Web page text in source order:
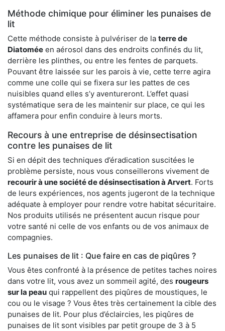
Méthode chimique pour éliminer les punaises de
lit
Cette méthode consiste à pulvériser de la terre de
Diatomée en aérosol dans des endroits confinés du lit,
derrière les plinthes, ou entre les fentes de parquets.
Pouvant être laissée sur les parois à vie, cette terre agira
comme une colle qui se fixera sur les pattes de ces
nuisibles quand elles s’y aventureront. L’effet quasi
systématique sera de les maintenir sur place, ce qui les
affamera pour enfin conduire à leurs morts.
Recours à une entreprise de désinsectisation
contre les punaises de lit
Si en dépit des techniques d’éradication suscitées le
problème persiste, nous vous conseillerons vivement de
recourir à une société de désinsectisation à Arvert. Forts
de leurs expériences, nos agents jugeront de la technique
adéquate à employer pour rendre votre habitat sécuritaire.
Nos produits utilisés ne présentent aucun risque pour
votre santé ni celle de vos enfants ou de vos animaux de
compagnies.
Les punaises de lit : Que faire en cas de piqûres ?
Vous êtes confronté à la présence de petites taches noires
dans votre lit, vous avez un sommeil agité, des rougeurs
sur la peau qui rappellent des piqûres de moustiques, le
cou ou le visage ? Vous êtes très certainement la cible des
punaises de lit. Pour plus d’éclaircies, les piqûres de
punaises de lit sont visibles par petit groupe de 3 à 5